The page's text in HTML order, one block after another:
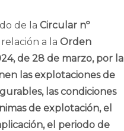
de la Circular nº
a la Orden
de 28 de marzo, por la
las explotaciones de
las condiciones
de explotación, el
el periodo de